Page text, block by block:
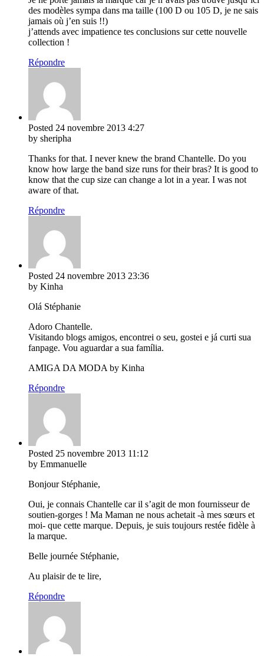
des modèles sympa dans ma taille (100 D ou 105 D, je ne sais
jamais où j’en suis !!)
j’attends avec impatience tes conclusions sur cette nouvelle
collection !
Répondre
Posted 24 novembre 2013 4:27
by sheripha
Thanks for that. I never knew the brand Chantelle. Do you
know how large the band size runs for their bras? It is good to
know that the cup size can change a lot in a year. I was not
aware of that.
Répondre
Posted 24 novembre 2013 23:36
by Kinha
Olá Stéphanie
Adoro Chantelle.
Visitando blogs amigos, encontrei o seu, gostei e já curti sua
fanpage. Vou aguardar a sua família.
AMIGA DA MODA by Kinha
Répondre
Posted 25 novembre 2013 11:12
by Emmanuelle
Bonjour Stéphanie,
Oui, je connais Chantelle car il s’agit de mon fournisseur de
soutien-gorges ! Ma Maman ne nous achetait -à mes sœurs et
moi- que cette marque. Depuis, je suis toujours restée fidèle à
la marque.
Belle journée Stéphanie,
Au plaisir de te lire,
Répondre